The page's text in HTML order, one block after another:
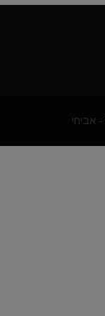
- אביחי